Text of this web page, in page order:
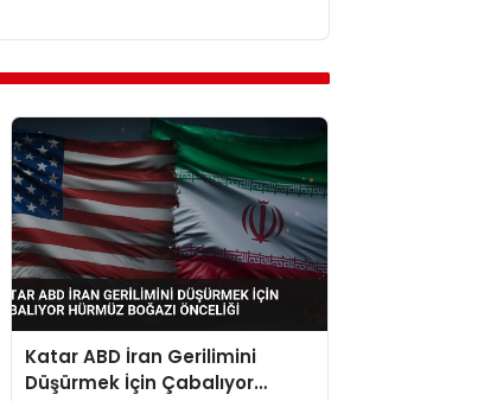
Katar ABD İran Gerilimini
Düşürmek İçin Çabalıyor